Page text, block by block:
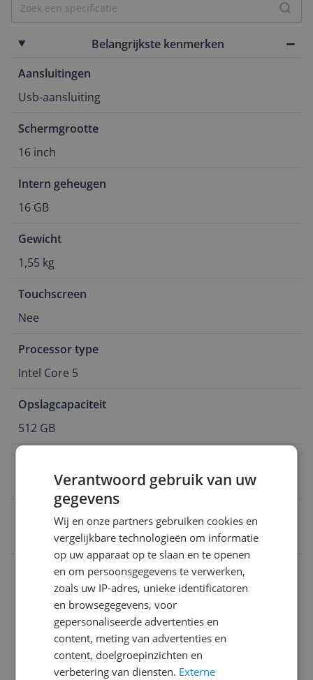
Belangrijkste kenmerken
Aansluitingen
Usb-aansluiting
Schermgrootte
16 inch
Intern geheugen
16 GB
Gewicht
1,55 kg
Touchscreen
Nee
Processor type
Intel Core 5
Opslagcapaciteit
512 GB
Windows
8806095495224
Aansluitingen
Algemeen
Functies
Scherm
Verantwoord gebruik van uw
gegevens
Wij en onze partners gebruiken cookies en
vergelijkbare technologieën om informatie
op uw apparaat op te slaan en te openen
en om persoonsgegevens te verwerken,
zoals uw IP-adres, unieke identificatoren
en browsegegevens, voor
gepersonaliseerde advertenties en
content, meting van advertenties en
content, doelgroepinzichten en
verbetering van diensten. Externe